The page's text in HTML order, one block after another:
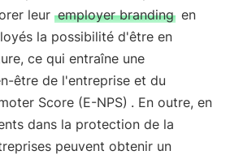
leur employer branding en
la possibilité d'être en
ce qui entraîne une
être de l'entreprise et du
Score (E-NPS) . En outre, en
dans la protection de la
peuvent obtenir un